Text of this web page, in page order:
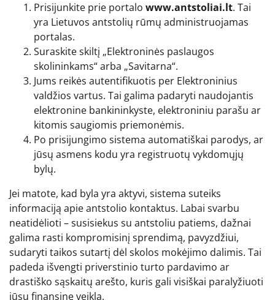
Prisijunkite prie portalo www.antstoliai.lt. Tai
yra Lietuvos antstolių rūmų administruojamas
portalas.
Suraskite skiltį „Elektroninės paslaugos
skolininkams“ arba „Savitarna“.
Jums reikės autentifikuotis per Elektroninius
valdžios vartus. Tai galima padaryti naudojantis
elektronine bankininkyste, elektroniniu parašu ar
kitomis saugiomis priemonėmis.
Po prisijungimo sistema automatiškai parodys, ar
jūsų asmens kodu yra registruotų vykdomųjų
bylų.
Jei matote, kad byla yra aktyvi, sistema suteiks
informaciją apie antstolio kontaktus. Labai svarbu
neatidėlioti – susisiekus su antstoliu patiems, dažnai
galima rasti kompromisinį sprendimą, pavyzdžiui,
sudaryti taikos sutartį dėl skolos mokėjimo dalimis. Tai
padeda išvengti priverstinio turto pardavimo ar
drastiško sąskaitų arešto, kuris gali visiškai paralyžiuoti
jūsų finansinę veiklą.